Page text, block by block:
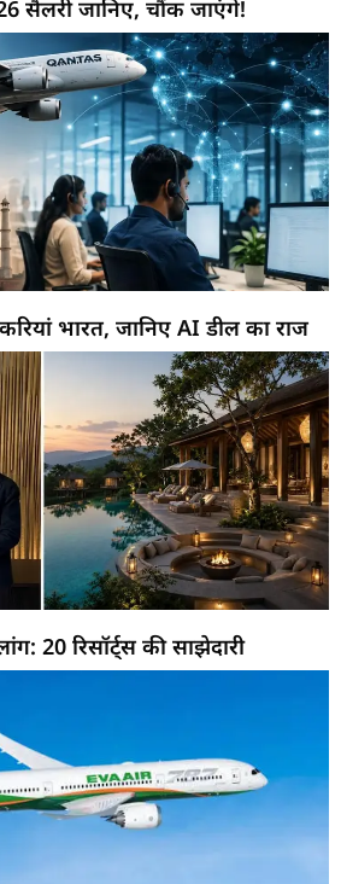
सैलरी जानिए, चौंक जाएंगे!
भारत, जानिए AI डील का राज
20 रिसॉर्ट्स की साझेदारी